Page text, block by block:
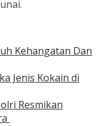
Kehangatan Dan
Jenis Kokain di
Resmikan